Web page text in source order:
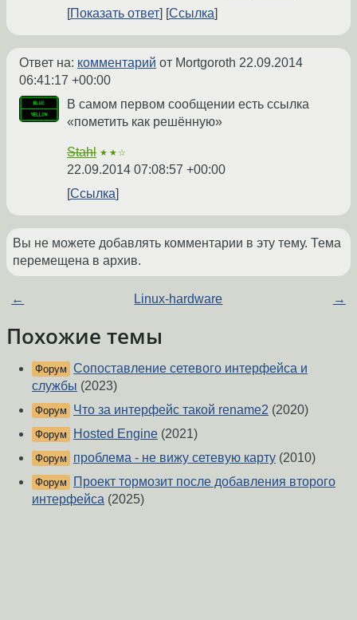
Показать ответ Ссылка
Ответ на: комментарий от Mortgoroth 22.09.2014
06:41:17 +00:00
В самом первом сообщении есть ссылка
«пометить как решённую»
Stahl ★★☆
22.09.2014 07:08:57 +00:00
Ссылка
Вы не можете добавлять комментарии в эту тему. Тема
перемещена в архив.
← Linux-hardware →
Похожие темы
Форум Сопоставление сетевого интерфейса и
службы (2023)
Форум Что за интерфейс такой rename2 (2020)
Форум Hosted Engine (2021)
Форум проблема - не вижу сетевую карту (2010)
Форум
Проект тормозит после добавления второго
интерфейса (2025)